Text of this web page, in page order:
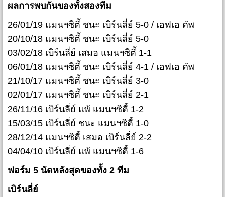
ผลการพบกันของทั้งสองทีม
26/01/19 แมนฯซิตี้ ชนะ เบิร์นลี่ย์ 5-0 / เอฟเอ คัพ
20/10/18 แมนฯซิตี้ ชนะ เบิร์นลี่ย์ 5-0
03/02/18 เบิร์นลี่ย์ เสมอ แมนฯซิตี้ 1-1
06/01/18 แมนฯซิตี้ ชนะ เบิร์นลี่ย์ 4-1 / เอฟเอ คัพ
21/10/17 แมนฯซิตี้ ชนะ เบิร์นลี่ย์ 3-0
02/01/17 แมนฯซิตี้ ชนะ เบิร์นลี่ย์ 2-1
26/11/16 เบิร์นลี่ย์ แพ้ แมนฯซิตี้ 1-2
15/03/15 เบิร์นลี่ย์ ชนะ แมนฯซิตี้ 1-0
28/12/14 แมนฯซิตี้ เสมอ เบิร์นลี่ย์ 2-2
04/04/10 เบิร์นลี่ย์ แพ้ แมนฯซิตี้ 1-6
ฟอร์ม 5 นัดหลังสุดของทั้ง 2 ทีม
เบิร์นลี่ย์